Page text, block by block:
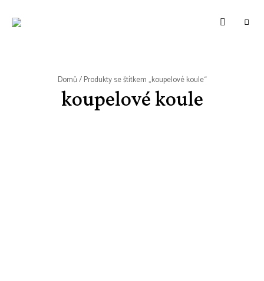
WWW.VUNE-
Food
Domů/ Produkty se štítkem „koupelové koule“
koupelové koule